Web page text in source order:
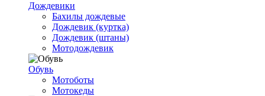
Дождевики
Бахилы дождевые
Дождевик (куртка)
Дождевик (штаны)
Мотодождевик
Обувь
Мотоботы
Мотокеды